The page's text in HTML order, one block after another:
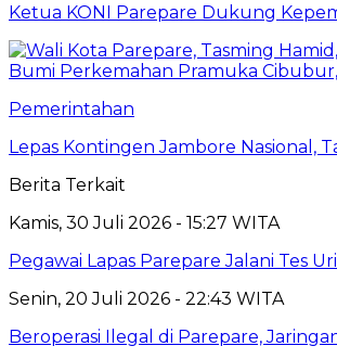
Ketua KONI Parepare Dukung
Pemerintahan
Lepas Kontingen Jambore Nasional,
Berita Terkait
Kamis, 30 Juli 2026 - 15:27 WITA
Pegawai Lapas Parepare Jalani Tes
Senin, 20 Juli 2026 - 22:43 WITA
Beroperasi Ilegal di Parepare,